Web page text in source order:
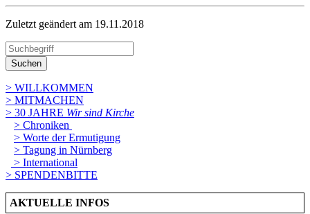
Zuletzt geändert am 19­.11.2018
Suchen
> WILLKOMMEN
> MITMACHEN
> 30 JAHRE Wir sind Kirche
> Chroniken
> Worte der Ermutigung
> Tagung in Nürnberg
> International
> SPENDENBITTE
AKTUELLE INFOS